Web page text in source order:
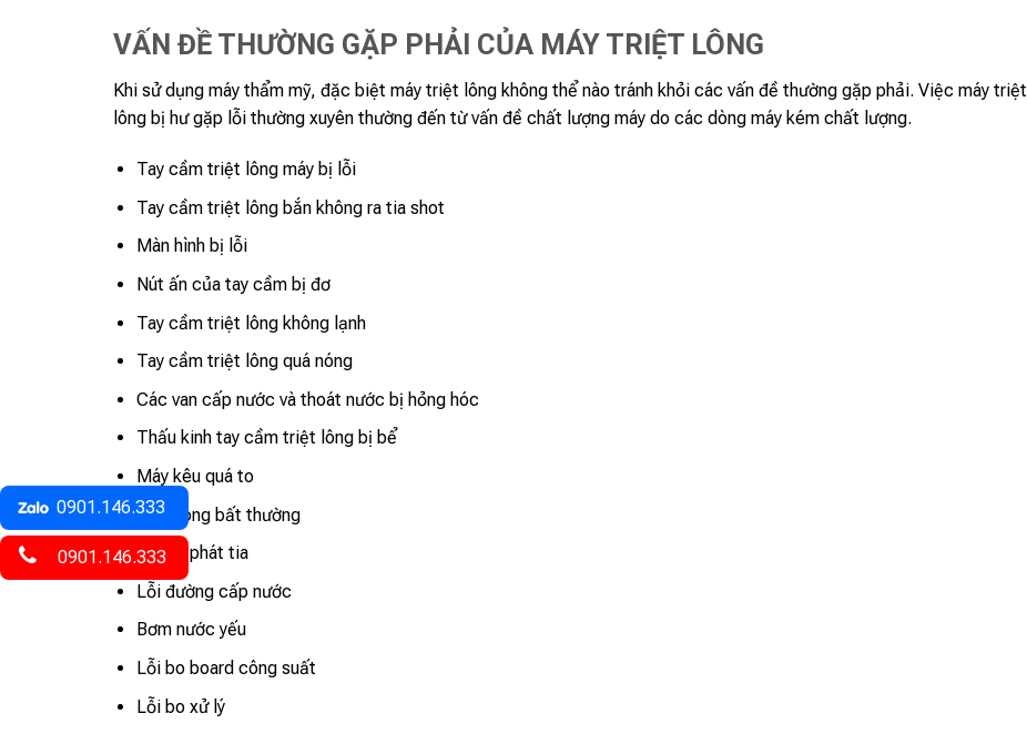
VẤN ĐỀ THƯỜNG GẶP PHẢI CỦA MÁY TRIỆT LÔNG
Khi sử dụng máy thẩm mỹ, đặc biệt máy triệt lông không thể nào tránh khỏi các vấn đề thường gặp phải. Việc máy triệt
lông bị hư gặp lỗi thường xuyên thường đến từ vấn đề chất lượng máy do các dòng máy kém chất lượng.
Tay cầm triệt lông máy bị lỗi
Tay cầm triệt lông bắn không ra tia shot
Màn hình bị lỗi
Nút ấn của tay cầm bị đơ
Tay cầm triệt lông không lạnh
Tay cầm triệt lông quá nóng
Các van cấp nước và thoát nước bị hỏng hóc
Thấu kinh tay cầm triệt lông bị bể
Máy kêu quá to
Máy nóng bất thường
Không phát tia
Lỗi đường cấp nước
Bơm nước yếu
Lỗi bo board công suất
Lỗi bo xử lý
0901.146.333
0901.146.333